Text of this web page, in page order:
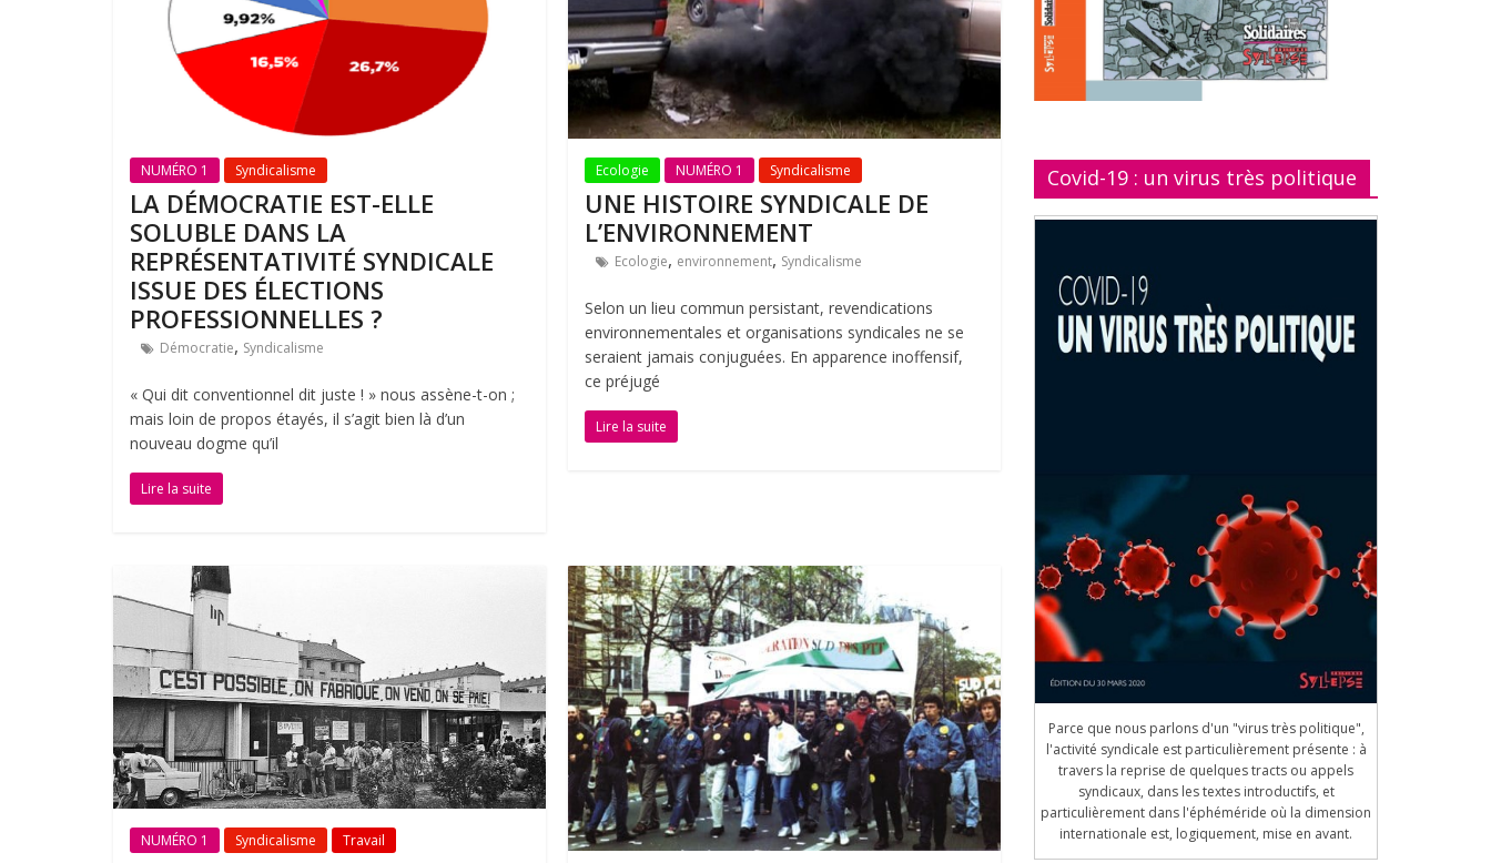
NUMÉRO 1 Syndicalisme
LA DÉMOCRATIE EST-ELLE
SOLUBLE DANS LA
REPRÉSENTATIVITÉ SYNDICALE
ISSUE DES ÉLECTIONS
PROFESSIONNELLES ?
Démocratie, Syndicalisme
« Qui dit conventionnel dit juste ! » nous assène-t-on ;
mais loin de propos étayés, il s’agit bien là d’un
nouveau dogme qu’il
Lire la suite
Ecologie NUMÉRO 1 Syndicalisme
UNE HISTOIRE SYNDICALE DE
L’ENVIRONNEMENT
Ecologie, environnement, Syndicalisme
Selon un lieu commun persistant, revendications
environnementales et organisations syndicales ne se
seraient jamais conjuguées. En apparence inoffensif,
ce préjugé
Lire la suite
NUMÉRO 1 Syndicalisme Travail
Covid-19 : un virus très politique
Parce que nous parlons d'un "virus très politique",
l'activité syndicale est particulièrement présente : à
travers la reprise de quelques tracts ou appels
syndicaux, dans les textes introductifs, et
particulièrement dans l'éphéméride où la dimension
internationale est, logiquement, mise en avant.